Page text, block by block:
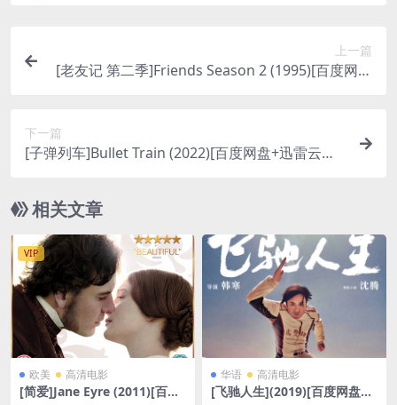
上一篇
[老友记 第二季]Friends Season 2 (1995)[百度网盘
下一篇
[子弹列车]Bullet Train (2022)[百度网盘+迅雷云盘
相关文章
VIP
欧美 高清电影
[简爱]Jane Eyre (2011)[百度
华语 高清电影
[飞驰人生](2019)[百度网盘